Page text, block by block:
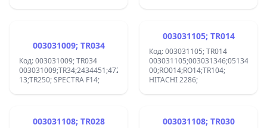
003031009; TR034
Код: 003031009; TR034
13;TR250; SPECTRA F14;
003031105; TR014
Код: 003031105; TR014
00;RO014;RO14;TR104;
HITACHI 2286;
003031108; TR028 003031108; TR030